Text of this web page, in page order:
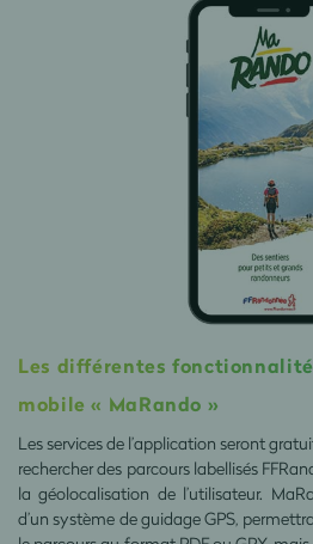
Les différentes
mobile « MaRando »
Les services de l’application seront
rechercher des parcours labellisés
la géolocalisation de l’utilisateur.
d’un système de guidage GPS,